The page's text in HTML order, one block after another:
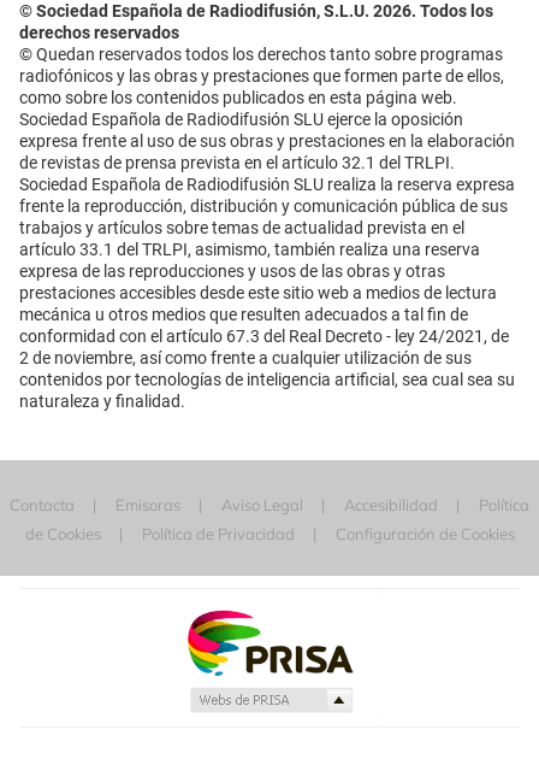
© Sociedad Española de Radiodifusión, S.L.U. 2026. Todos los
derechos reservados
© Quedan reservados todos los derechos tanto sobre programas
radiofónicos y las obras y prestaciones que formen parte de ellos,
como sobre los contenidos publicados en esta página web.
Sociedad Española de Radiodifusión SLU ejerce la oposición
expresa frente al uso de sus obras y prestaciones en la elaboración
de revistas de prensa prevista en el artículo 32.1 del TRLPI.
Sociedad Española de Radiodifusión SLU realiza la reserva expresa
frente la reproducción, distribución y comunicación pública de sus
trabajos y artículos sobre temas de actualidad prevista en el
artículo 33.1 del TRLPI, asimismo, también realiza una reserva
expresa de las reproducciones y usos de las obras y otras
prestaciones accesibles desde este sitio web a medios de lectura
mecánica u otros medios que resulten adecuados a tal fin de
conformidad con el artículo 67.3 del Real Decreto - ley 24/2021, de
2 de noviembre, así como frente a cualquier utilización de sus
contenidos por tecnologías de inteligencia artificial, sea cual sea su
naturaleza y finalidad.
Contacta Emisoras Aviso Legal Accesibilidad
Política
de Cookies
Política de Privacidad Configuración de Cookies